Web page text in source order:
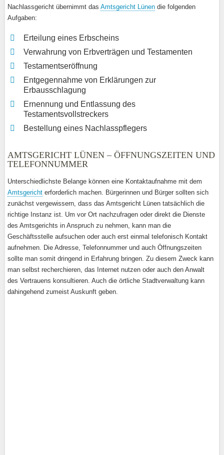
Nachlassgericht übernimmt das Amtsgericht Lünen die folgenden
Aufgaben:
Erteilung eines Erbscheins
Verwahrung von Erbverträgen und Testamenten
Testamentseröffnung
Entgegennahme von Erklärungen zur
Erbausschlagung
Ernennung und Entlassung des
Testamentsvollstreckers
Bestellung eines Nachlasspflegers
AMTSGERICHT LÜNEN – ÖFFNUNGSZEITEN UND
TELEFONNUMMER
Unterschiedlichste Belange können eine Kontaktaufnahme mit dem
Amtsgericht erforderlich machen. Bürgerinnen und Bürger sollten sich
zunächst vergewissern, dass das Amtsgericht Lünen tatsächlich die
richtige Instanz ist. Um vor Ort nachzufragen oder direkt die Dienste
des Amtsgerichts in Anspruch zu nehmen, kann man die
Geschäftsstelle aufsuchen oder auch erst einmal telefonisch Kontakt
aufnehmen. Die Adresse, Telefonnummer und auch Öffnungszeiten
sollte man somit dringend in Erfahrung bringen. Zu diesem Zweck kann
man selbst recherchieren, das Internet nutzen oder auch den Anwalt
des Vertrauens konsultieren. Auch die örtliche Stadtverwaltung kann
dahingehend zumeist Auskunft geben.